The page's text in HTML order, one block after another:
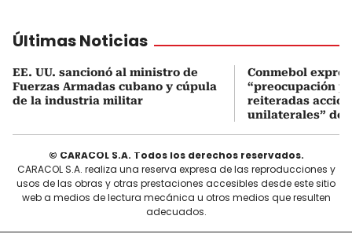
Últimas Noticias
EE. UU. sancionó al ministro de
Fuerzas Armadas cubano y cúpula
de la industria militar
Conmebol
“preocupación
reiteradas
unilaterales” de
© CARACOL S.A. Todos los derechos reservados.
CARACOL S.A. realiza una reserva expresa de las reproducciones y
usos de las obras y otras prestaciones accesibles desde este sitio
web a medios de lectura mecánica u otros medios que resulten
adecuados.